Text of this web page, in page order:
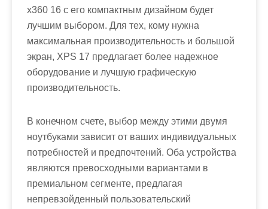
x360 16 с его компактным дизайном будет
лучшим выбором. Для тех, кому нужна
максимальная производительность и большой
экран, XPS 17 предлагает более надежное
оборудование и лучшую графическую
производительность.
В конечном счете, выбор между этими двумя
ноутбуками зависит от ваших индивидуальных
потребностей и предпочтений. Оба устройства
являются превосходными вариантами в
премиальном сегменте, предлагая
непревзойденный пользовательский